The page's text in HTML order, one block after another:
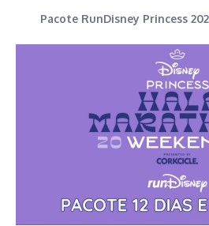
Pacote RunDisney Princess